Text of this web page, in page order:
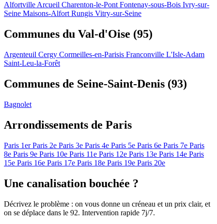
Alfortville Arcueil Charenton-le-Pont Fontenay-sous-Bois Ivry-sur-
Seine Maisons-Alfort Rungis Vitry-sur-Seine
Communes du Val-d'Oise (95)
Argenteuil Cergy Cormeilles-en-Parisis Franconville L'Isle-Adam
Saint-Leu-la-Forêt
Communes de Seine-Saint-Denis (93)
Bagnolet
Arrondissements de Paris
Paris 1erParis 2e Paris 3e Paris 4e Paris 5e Paris 6e Paris 7e Paris
8e Paris 9e Paris 10e Paris 11e Paris 12e Paris 13e Paris 14e Paris
15e Paris 16e Paris 17e Paris 18e Paris 19e Paris 20e
Une canalisation bouchée ?
Décrivez le problème : on vous donne un créneau et un prix clair, et
on se déplace dans le 92. Intervention rapide 7j/7.